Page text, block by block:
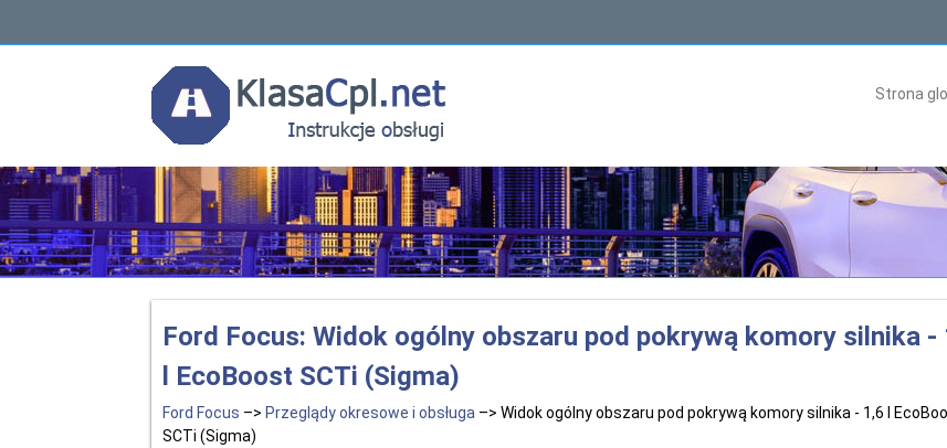
Strona
Ford Focus: Widok ogólny obszaru pod pokrywą komory silnika -
l EcoBoost SCTi (Sigma)
Ford Focus –> Przeglądy okresowe i obsługa –> Widok ogólny obszaru pod pokrywą komory silnika - 1,6 l
SCTi (Sigma)